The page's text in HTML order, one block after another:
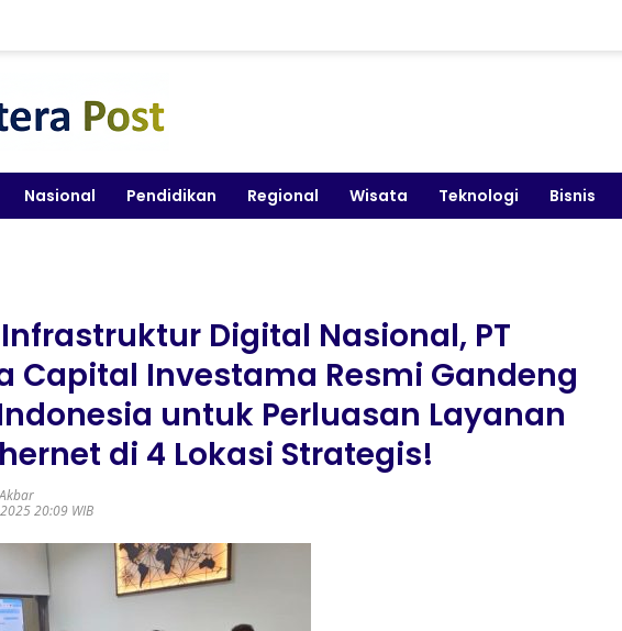
Nasional Pendidikan Regional Wisata Teknologi Bisnis
Digital Nasional, PT
Capital Investama Resmi Gandeng
untuk Perluasan Layanan
di 4 Lokasi Strategis!
20:09 WIB